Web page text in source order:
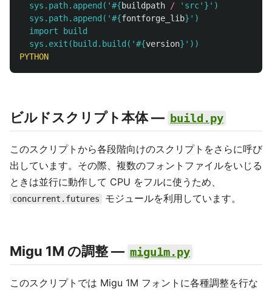
  sys.path.append('
#{buildpath / 'src' } ')
  sys.path.append('
#{fontforge_lib} ')
  import build
  sys.exit(build.build('
#{version}
PYTHON
ビルドスクリプト本体 –– build.py
このスクリプトから各段階向けのスクリプトをさらに呼び
出しています。その際、複数のフォントファイルをいじる
ときは並行に動作して CPU をフルに使うため、
concurrent.futures モジュールを利用しています。
Migu 1M の調整 –– migu1m.py
このスクリプトでは Migu 1M フォントに各種調整を行な